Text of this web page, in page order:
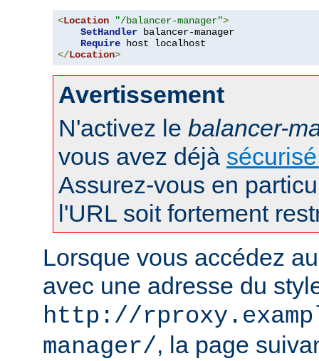
<Location "/balancer-manager">
SetHandler balancer-manager
Require
</Location>
Avertissement
N'activez le balancer-
vous avez déjà
Assurez-vous en
l'URL soit fortement
Lorsque vous accédez
avec une adresse du
http://
manager/, la page